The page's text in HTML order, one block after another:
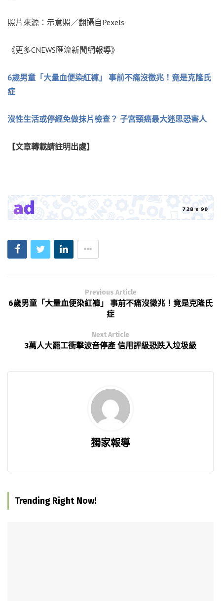
照片來源：示意照／翻攝自Pexels
《更多CNEWS匯流新聞網報導》
6歲男童「大量血便染紅褲」 事前不痛沒徵兆！竟是克隆氏
症
沒性生活或停經免做抹片檢查？ 子宮頸癌最大迷思恐害人
【文章轉載請註明出處】
Previous Article
6歲男童「大量血便染紅褲」 事前不痛沒徵兆！竟是克隆氏
症
Next Article
3萬人大罷工衝擊波音停產 信用評級恐跌入垃圾級
獨家報導
Trending Right Now!